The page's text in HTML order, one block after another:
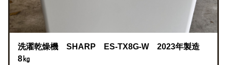
洗濯乾燥機 SHARP ES-TX8G-W 2023年製造
8㎏